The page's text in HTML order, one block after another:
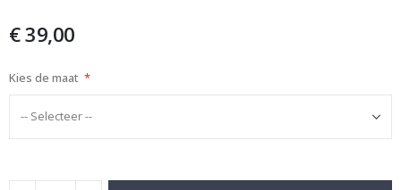
afbeeldingen-
€ 39,00
Kies de maat